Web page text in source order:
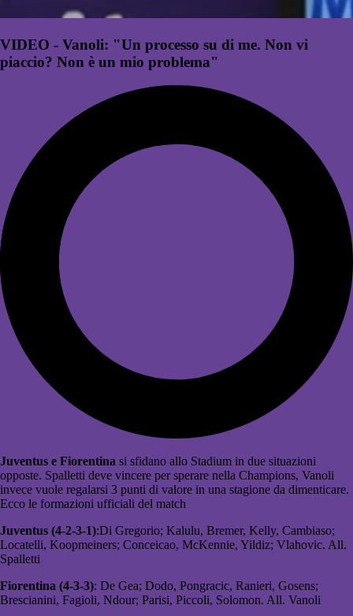
VIDEO - Vanoli: "Un processo su di me. Non vi
piaccio? Non è un mio problema"
Juventus e Fiorentina si sfidano allo Stadium in due situazioni
opposte. Spalletti deve vincere per sperare nella Champions, Vanoli
invece vuole regalarsi 3 punti di valore in una stagione da dimenticare.
Ecco le formazioni ufficiali del match
Juventus (4-2-3-1):Di Gregorio; Kalulu, Bremer, Kelly, Cambiaso;
Locatelli, Koopmeiners; Conceicao, McKennie, Yildiz; Vlahovic. All.
Spalletti
Fiorentina (4-3-3): De Gea; Dodo, Pongracic, Ranieri, Gosens;
Brescianini, Fagioli, Ndour; Parisi, Piccoli, Solomon. All. Vanoli